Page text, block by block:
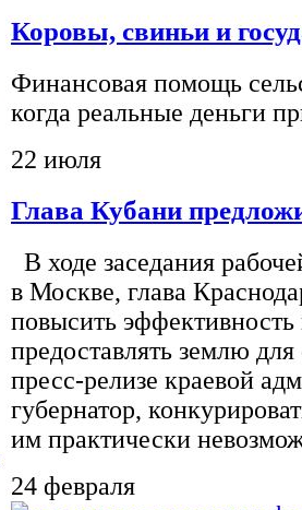
Коровы, свиньи и
Финансовая помощь
когда реальные деньги
22 июля
Глава Кубани
В ходе заседания
в Москве, глава
повысить эффективность
предоставлять землю
пресс-релизе краевой
губернатор,
им практически
24 февраля